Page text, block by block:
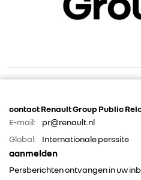
RENAULT
contact Renault Group Public
E-mail:
pr@renault.nl
Global:
Internationale perssite
aanmelden
Persberichten ontvangen in uw